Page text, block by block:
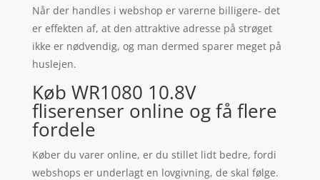
Når der handles i webshop er varerne billigere- det
er effekten af, at den attraktive adresse på strøget
ikke er nødvendig, og man dermed sparer meget på
huslejen.
Køb WR1080 10.8V
fliserenser online og få flere
fordele
Køber du varer online, er du stillet lidt bedre, fordi
webshops er underlagt en lovgivning, de skal følge.